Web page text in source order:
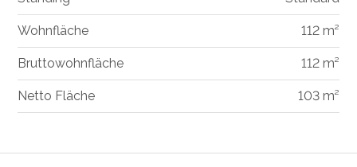
Wohnfläche 112 m²
Bruttowohnfläche 112 m²
Netto Fläche 103 m²